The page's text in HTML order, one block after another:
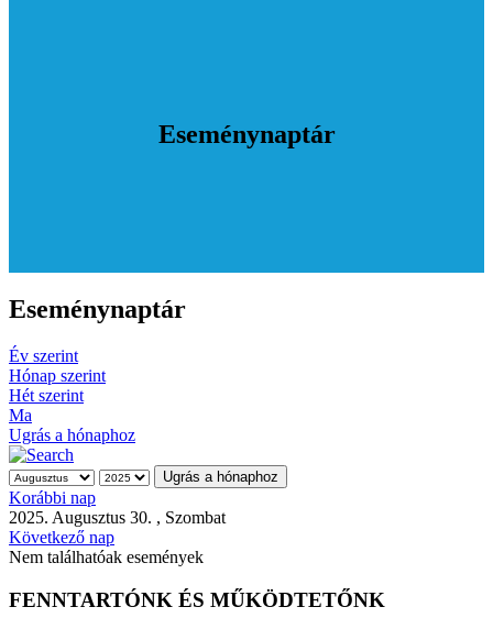
Eseménynaptár
Eseménynaptár
Év szerint
Hónap szerint
Hét szerint
Ma
Ugrás a hónaphoz
Ugrás a hónaphoz
Korábbi nap
2025. Augusztus 30. , Szombat
Következő nap
Nem találhatóak események
FENNTARTÓNK ÉS MŰKÖDTETŐNK